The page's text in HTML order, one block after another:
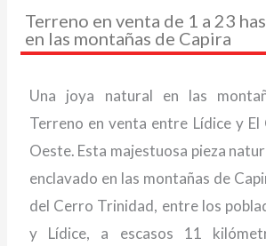
Terreno en venta de 1 a 23
en las montañas de Capira
Una joya natural en las
Terreno en venta entre Lídice y El
Oeste. Esta majestuosa pieza
enclavado en las montañas de
del Cerro Trinidad, entre los
y Lídice, a escasos 11